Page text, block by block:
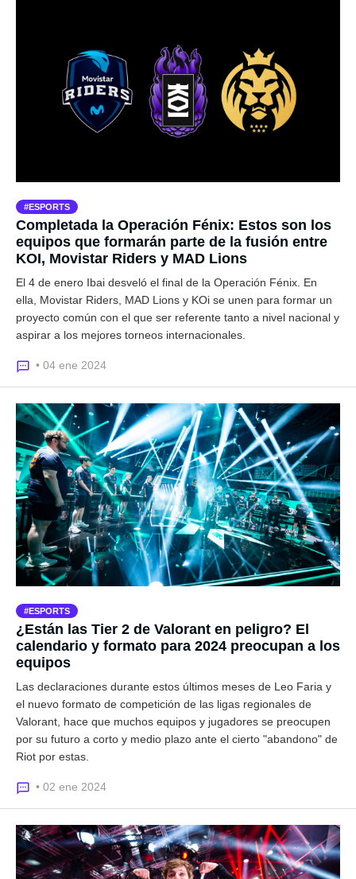
ESPORTS
Completada la Operación Fénix: Estos son los
equipos que formarán parte de la fusión entre
KOI, Movistar Riders y MAD Lions
El 4 de enero Ibai desveló el final de la Operación Fénix. En
ella, Movistar Riders, MAD Lions y KOi se unen para formar un
proyecto común con el que ser referente tanto a nivel nacional y
aspirar a los mejores torneos internacionales.
• 04 ene 2024
ESPORTS
¿Están las Tier 2 de Valorant en peligro? El
calendario y formato para 2024 preocupan a los
equipos
Las declaraciones durante estos últimos meses de Leo Faria y
el nuevo formato de competición de las ligas regionales de
Valorant, hace que muchos equipos y jugadores se preocupen
por su futuro a corto y medio plazo ante el cierto "abandono" de
Riot por estas.
• 02 ene 2024